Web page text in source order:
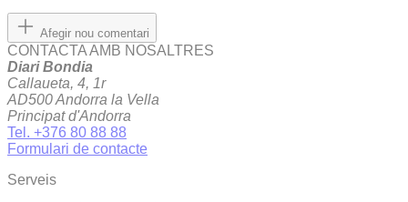
Afegir nou comentari
CONTACTA AMB NOSALTRES
Diari Bondia
Callaueta, 4, 1r
AD500 Andorra la Vella
Principat d'Andorra
Tel. +376 80 88 88
Formulari de contacte
Serveis